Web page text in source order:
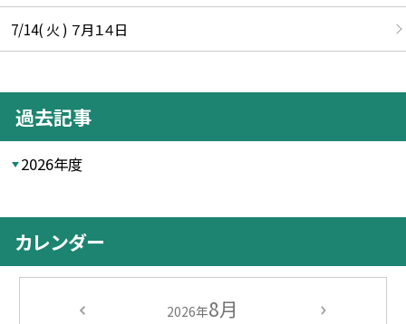
7/14( 火 ) ７月１４日
過去記事
2026年度
カレンダー
2026年8月